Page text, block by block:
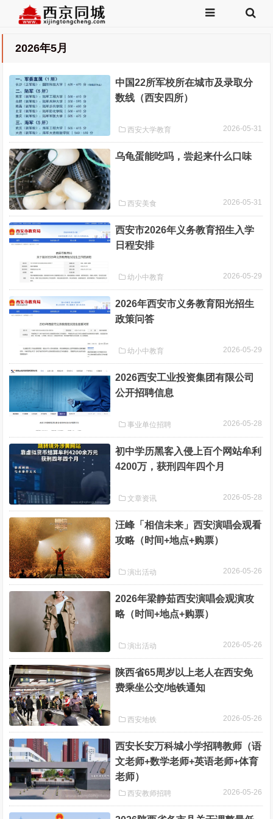
2026年5月
中国22所军校所在城市及录取分
数线（西安四所）
西安大学教育 2026-05-31
乌龟蛋能吃吗，尝起来什么口味
西安美食 2026-05-31
西安市2026年义务教育招生入学
日程安排
幼小中教育 2026-05-29
2026年西安市义务教育阳光招生
政策问答
幼小中教育 2026-05-29
2026西安工业投资集团有限公司
公开招聘信息
事业单位招聘 2026-05-28
初中学历黑客入侵上百个网站牟利
4200万，获刑四年四个月
文章资讯 2026-05-28
汪峰「相信未来」西安演唱会观看
攻略（时间+地点+购票）
演出活动 2026-05-26
2026年梁静茹西安演唱会观演攻
略（时间+地点+购票）
演出活动 2026-05-26
陕西省65周岁以上老人在西安免
费乘坐公交/地铁通知
西安地铁 2026-05-26
西安长安万科城小学招聘教师（语
文老师+数学老师+英语老师+体育
老师）
西安教师招聘 2026-05-26